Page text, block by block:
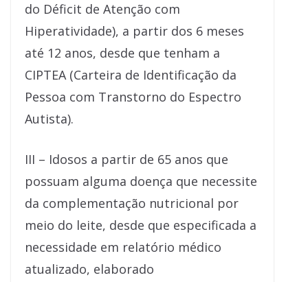
do Déficit de Atenção com
Hiperatividade), a partir dos 6 meses
até 12 anos, desde que tenham a
CIPTEA (Carteira de Identificação da
Pessoa com Transtorno do Espectro
Autista).
III – Idosos a partir de 65 anos que
possuam alguma doença que necessite
da complementação nutricional por
meio do leite, desde que especificada a
necessidade em relatório médico
atualizado, elaborado